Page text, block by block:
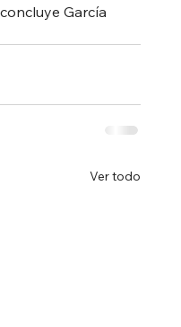
García
Ver todo